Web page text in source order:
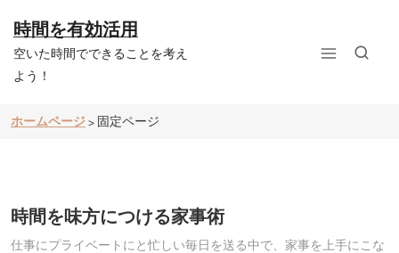
キ
時間を有効活用
空いた時間でできることを考え
よう！
ホームページ> 固定ページ
時間を味方につける家事術
仕事にプライベートにと忙しい毎日を送る中で、家事を上手にこな